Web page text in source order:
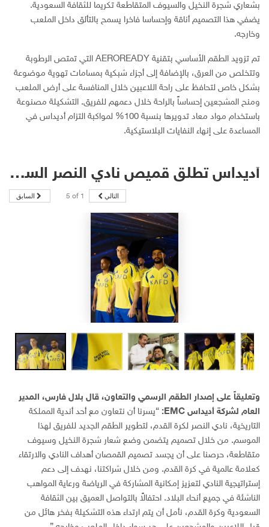
بشعاري شجرة النخيل والسيوف المتقاطعة تكريما للثقافة السعودية.
يضفي هذا التصميم أناقة وإحساسا فاخرا يسمح بالتألق داخل الملعب
وخارجه.
تم تزويد الطقم الأساسي بتقنية AEROREADY التي تمتص الرطوبة
وتتخلص من العرق، بالإضافة إلى أجزاء شبكية بمسامات تهوية موضوعة
بشكل خاص لتحافظ على راحة اللاعبين خلال المنافسة على أرض الملعب
ومنح المشجعين إحساساً بالراحة خلال دعمهم للفريق. التشكيلة مصنوعة
باستخدام مواد معاد تدويرها بنسبة 100% لمواكبة التزام أديداس في
المساعدة على إنهاء النفايات البلاستيكية.
أديداس تطلق قميص نادي النصر السعودي الجديد
السابق 1
5 التالي
وتعليقاً على إصدار الطقم الرسمي والتعاون، قال بلال فارس، المدير
العام لشركة أديداس EMC: “يسرنا أن نتعاون مع أحد أندية المملكة
التاريخية، نادي النصر لكرة القدم، لتطوير الطقم الجديد للفريق لهذا
الموسم. من خلال تصميم يتضمن وضع شعار شجرة النخيل وسيوف
متقاطعة، حرصنا على أن يجسد تصميم القمصان أهداف النادي والارتقاء
كعلامة عالمية في كرة القدم. ومن خلال شراكتنا، نهدف إلى دعم
إستراتيجية النادي لتعزيز إمكانية المشاركة في الرياضة ورعاية المواهب
الناشئة في جميع أنحاء البلاد. احتفالاً بالتواصل العميق بين الثقافة
السعودية وكرة القدم، نأمل أن يتم ارتداء هذه التشكيلة بفخر هائل من